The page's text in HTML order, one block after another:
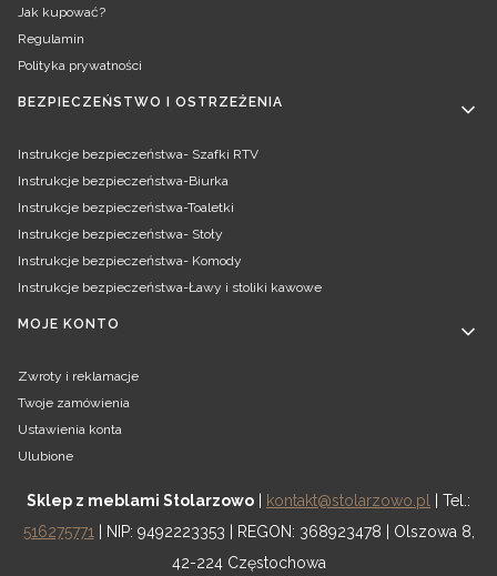
Jak kupować?
Regulamin
Polityka prywatności
BEZPIECZEŃSTWO I OSTRZEŻENIA
Instrukcje bezpieczeństwa- Szafki RTV
Instrukcje bezpieczeństwa-Biurka
Instrukcje bezpieczeństwa-Toaletki
Instrukcje bezpieczeństwa- Stoły
Instrukcje bezpieczeństwa- Komody
Instrukcje bezpieczeństwa-Ławy i stoliki kawowe
MOJE KONTO
Zwroty i reklamacje
Twoje zamówienia
Ustawienia konta
Ulubione
Sklep z meblami Stolarzowo kontakt@stolarzowo.pl
| Tel.:
516275771 | NIP: 9492223353 | REGON: 368923478 | Olszowa 8,
42-224 Częstochowa